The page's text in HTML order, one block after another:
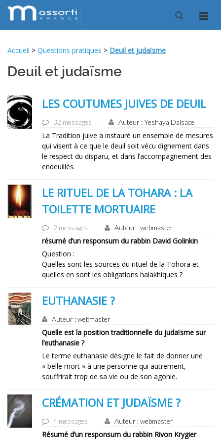
Accueil > Questions pratiques > Deuil et judaïsme
Deuil et judaïsme
LES COUTUMES JUIVES DE DEUIL
32 messages Auteur : Yeshaya Dalsace
La Tradition juive a instauré un ensemble de mesures
qui visent à ce que le deuil soit vécu dignement dans
le respect du disparu, et dans l’accompagnement des
endeuillés.
LE RITUEL DE LA TOHARA : LA
TOILETTE MORTUAIRE
2 messages Auteur : webmaster
résumé d’un responsum du rabbin David Golinkin
Question :
Quelles sont les sources du rituel de la Tohora et
quelles en sont les obligations halakhiques ?
EUTHANASIE ?
Auteur : webmaster
Quelle est la position traditionnelle du judaïsme sur
l’euthanasie ?
Le terme euthanasie désigne le fait de donner une
« belle mort » à une personne qui autrement,
souffrirait trop de sa vie ou de son agonie.
CRÉMATION ET JUDAÏSME ?
4 messages Auteur : webmaster
Résumé d’un responsum du rabbin Rivon Krygier